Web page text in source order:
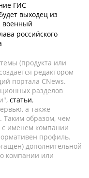
ГИС
выходец из
военный
российского
(продукта или
редактором
портала CNews.
разделов
статьи,
а также
Таким образом, чем
с именем компании
профиль.
дополнительной
компании или